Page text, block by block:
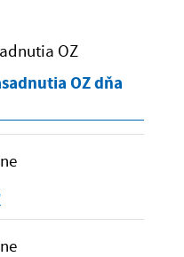
OZ
OZ dňa